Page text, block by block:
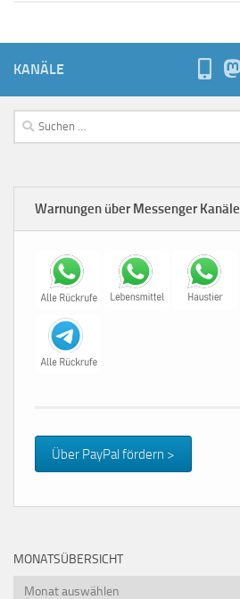
KANÄLE
Suchen
nach:
Warnungen über Messenger Kanäle
Über PayPal fördern >
MONATSÜBERSICHT
Monatsübersicht